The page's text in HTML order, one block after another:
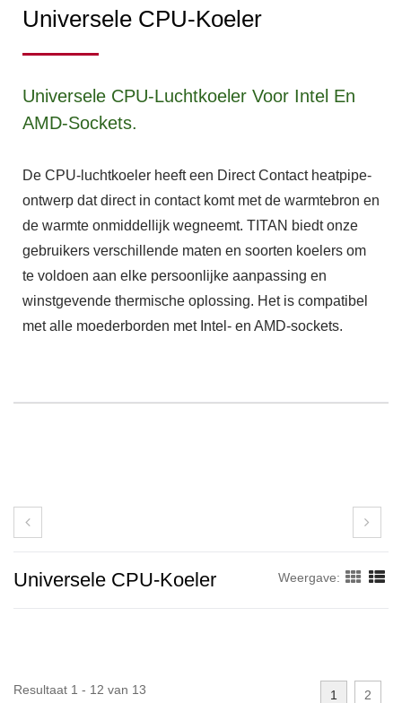
Universele CPU-Koeler
Universele CPU-Luchtkoeler Voor Intel En
AMD-Sockets.
De CPU-luchtkoeler heeft een Direct Contact heatpipe-
ontwerp dat direct in contact komt met de warmtebron en
de warmte onmiddellijk wegneemt. TITAN biedt onze
gebruikers verschillende maten en soorten koelers om
te voldoen aan elke persoonlijke aanpassing en
winstgevende thermische oplossing. Het is compatibel
met alle moederborden met Intel- en AMD-sockets.
Universele CPU-Koeler Weergave:
Resultaat 1 - 12 van 13 1 2